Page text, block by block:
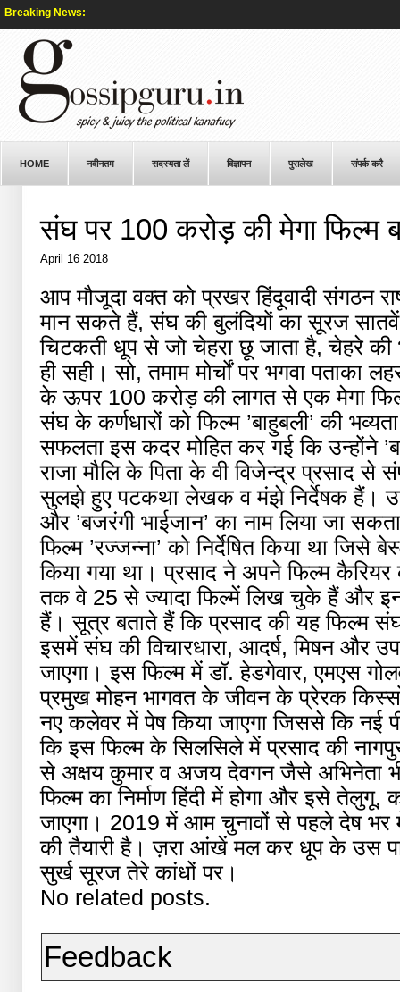
Breaking News:
HOME नवीनतम सदस्यता लें विज्ञापन पुरालेख संपर्क करै
संघ पर 100 करोड़ की मेगा फिल्म
April 16 2018
आप मौजूदा वक्त को प्रखर हिंदूवादी संगठन
मान सकते हैं, संघ की बुलंदियों का सूरज
चिटकती धूप से जो चेहरा छू जाता है, चेहरे की
ही सही। सो, तमाम मोर्चों पर भगवा
के ऊपर 100 करोड़ की लागत से एक मेगा फिल्म
संघ के कर्णधारों को फिल्म ’बाहुबली’ की
सफलता इस कदर मोहित कर गई कि उन्होंने
राजा मौलि के पिता के वी विजेन्द्र प्रसाद से
सुलझे हुए पटकथा लेखक व मंझे निर्देषक हैं।
और ’बजरंगी भाईजान’ का नाम लिया जा
फिल्म ’रज्जन्ना’ को निर्देषित किया था जिसे
किया गया था। प्रसाद ने अपने फिल्म
तक वे 25 से ज्यादा फिल्में लिख चुके हैं और
हैं। सूत्र बताते हैं कि प्रसाद की यह फिल्म
इसमें संघ की विचारधारा, आदर्ष, मिषन और
जाएगा। इस फिल्म में डॉ. हेडगेवार, एमएस
प्रमुख मोहन भागवत के जीवन के प्रेरक
नए कलेवर में पेष किया जाएगा जिससे कि नई
कि इस फिल्म के सिलसिले में प्रसाद की
से अक्षय कुमार व अजय देवगन जैसे अभिनेता
फिल्म का निर्माण हिंदी में होगा और इसे
जाएगा। 2019 में आम चुनावों से पहले देष
की तैयारी है। ज़रा आंखें मल कर धूप के उस
सुर्ख सूरज तेरे कांधों पर।
No related posts.
Feedback